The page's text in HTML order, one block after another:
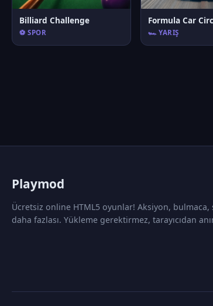
Billiard Challenge
⚽ SPOR 🏎️ YARIŞ
Playmod
Ücretsiz online HTML5 oyunlar! Aksiyon, bulmaca,
daha fazlası. Yükleme gerektirmez, tarayıcıdan